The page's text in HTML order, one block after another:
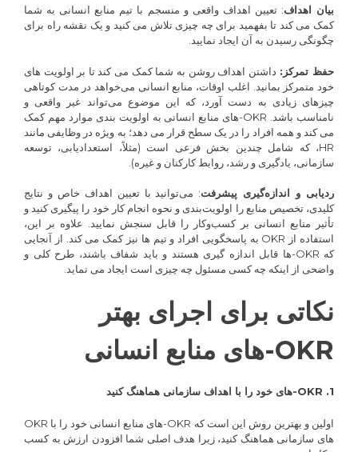
بیان اهداف: تعیین اهداف واقعی و منسجم با تیم منابع انسانی به شما
کمک می کند تا بفهمید برای چه چیزی تلاش می کنید و یک نقشه راه برای
چگونگی رسیدن به آن ایجاد نمایید.
حفظ تمرکز: داشتن اهداف روشن به شما کمک می کند تا بر اولویت های
خود متمرکز بمانید. اغلب اوقات، منابع انسانی می‌خواهد در مدت کوتاهی
چیزهای زیادی به دست آورد، که این موضوع می‌تواند غیر واقعی و
نامناسب باشد. OKR-های منابع انسانی به اولویت بندی موارد مهم کمک
می کند و همه افراد را در یک سطح قرار می دهد؛ به ویژه در وظایفی مانند
HR، که شامل چندین بخش فرعی است (مثلاً، استعدادیابی، توسعه
سازمانی، یادگیری و رشد، روابط کارکنان و غیره).
ردیابی و اندازه‌گیری پیشرفت: می‌توانید با تعیین اهداف خاص و نتایج
کلیدی، تخصیص منابع را اولویت‌بندی و نحوه انجام کار خود را پیگیری کنید و
تأثیر منابع انسانی بر کسب‌وکار را قابل سنجش نمایید. علاوه بر این،
استفاده از OKR به پاسخگویی افراد و تیم ها نیز کمک می کند. از آنجایی
که OKR-ها قابل اندازه گیری هستند و باید شفاف باشند، طرح کلی و
واضحی از اینکه چه کسی مسئول چه چیزی است ایجاد می نماید.
نکاتی برای اجرای بهتر
OKR-های منابع انسانی
1.
OKR-های خود را با اهداف سازمانی هماهنگ کنید
اولین و بهترین روش این است که OKR-های منابع انسانی خود را با OKR
های سازمانی هماهنگ کنید، زیرا هدف اصلی شما افزودن ارزش به کسب